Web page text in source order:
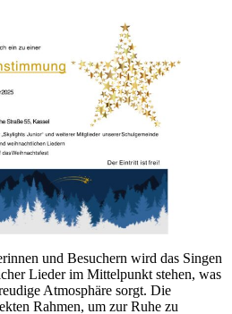
und Besuchern wird das Singen
Lieder im Mittelpunkt stehen, was
Atmosphäre sorgt. Die
Rahmen, um zur Ruhe zu